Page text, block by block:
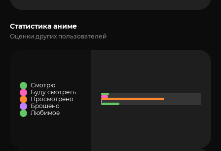
Статистика аниме
Оценки других пользователей
Смотрю
Буду смотреть
Просмотрено
Брошено
Любимое